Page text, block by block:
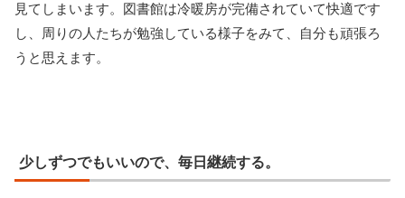
見てしまいます。図書館は冷暖房が完備されていて快適です
し、周りの人たちが勉強している様子をみて、自分も頑張ろ
うと思えます。
少しずつでもいいので、毎日継続する。